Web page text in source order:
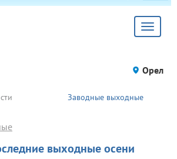
Toggle
Орел
Заводные выходные
выходные осени